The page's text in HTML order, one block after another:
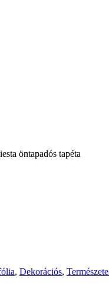
öntapadós tapéta
, Dekorációs,